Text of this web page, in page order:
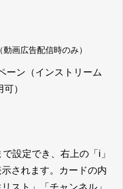
（動画広告配信時のみ）
ーン（インストリーム
）
設定でき、右上の「i」
されます。カードの内
スト」「チャンネル」